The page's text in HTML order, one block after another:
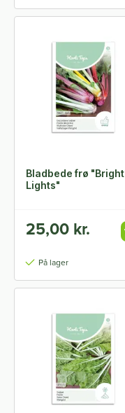
Bladbede frø "Bright
Lights"
25,00 kr.
På lager